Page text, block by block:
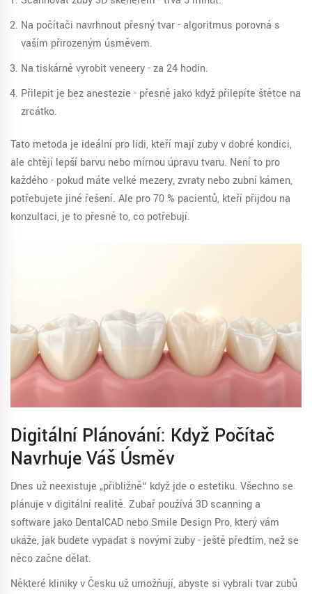
Na počítači navrhnout přesný tvar - algoritmus porovná s
vaším přirozeným úsměvem.
Na tiskárně vyrobit veneery - za 24 hodin.
Přilepit je bez anestezie - přesně jako když přilepíte štětce na
zrcátko.
Tato metoda je ideální pro lidi, kteří mají zuby v dobré kondici,
ale chtějí lepší barvu nebo mírnou úpravu tvaru. Není to pro
každého - pokud máte velké mezery, zvraty nebo zubní kámen,
potřebujete jiné řešení. Ale pro 70 % pacientů, kteří přijdou na
konzultaci, je to přesně to, co potřebují.
Digitální Plánování: Když Počítač
Navrhuje Váš Úsměv
Dnes už neexistuje „přibližně“ když jde o estetiku. Všechno se
plánuje v digitální realitě. Zubař používá 3D scanninga
software jako DentalCAD nebo Smile Design Pro, který vám
ukáže, jak budete vypadat s novými zuby - ještě předtím, než se
něco začne dělat.
Některé kliniky v Česku už umožňují, abyste si vybrali tvar zubů